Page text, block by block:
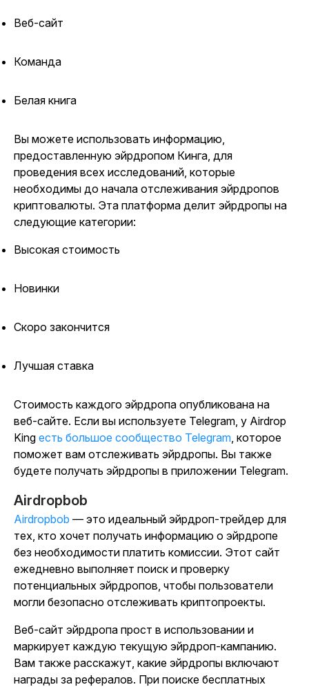
Веб-сайт
Команда
Белая книга
Вы можете использовать информацию,
предоставленную эйрдропом Кинга, для
проведения всех исследований, которые
необходимы до начала отслеживания эйрдропов
криптовалюты. Эта платформа делит эйрдропы на
следующие категории:
Высокая стоимость
Новинки
Скоро закончится
Лучшая ставка
Стоимость каждого эйрдропа опубликована на
веб-сайте. Если вы используете Telegram, у Airdrop
King есть большое сообщество Telegram, которое
поможет вам отслеживать эйрдропы. Вы также
будете получать эйрдропы в приложении Telegram.
Airdropbob
Airdropbob — это идеальный эйрдроп-трейдер для
тех, кто хочет получать информацию о эйрдропе
без необходимости платить комиссии. Этот сайт
ежедневно выполняет поиск и проверку
потенциальных эйрдропов, чтобы пользователи
могли безопасно отслеживать криптопроекты.
Веб-сайт эйрдропа прост в использовании и
маркирует каждую текущую эйрдроп-кампанию.
Вам также расскажут, какие эйрдропы включают
награды за рефералов. При поиске бесплатных